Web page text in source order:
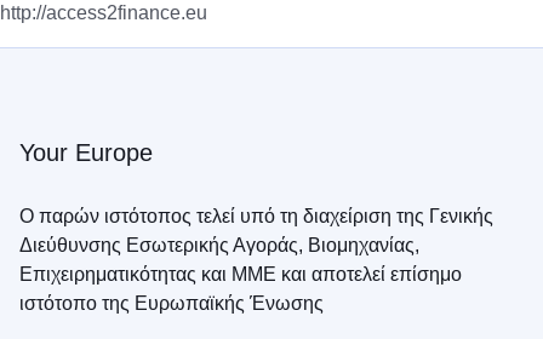
http://access2finance.eu
Your Europe
Ο παρών ιστότοπος τελεί υπό τη διαχείριση της Γενικής
Διεύθυνσης Εσωτερικής Αγοράς, Βιομηχανίας,
Επιχειρηματικότητας και ΜΜΕ και αποτελεί επίσημο
ιστότοπο της Ευρωπαϊκής Ένωσης